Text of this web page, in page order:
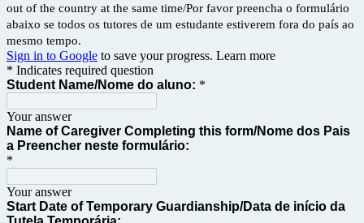
out of the country at the same time/Por favor preencha o formulário
abaixo se todos os tutores de um estudante estiverem fora do país ao
mesmo tempo.
Sign in to Google to save your progress. Learn more
* Indicates required question
Student Name/Nome do aluno: *
Your answer
Name of Caregiver Completing this form/Nome dos Pais
a Preencher neste formulário:
*
Your answer
Start Date of Temporary Guardianship/Data de início da